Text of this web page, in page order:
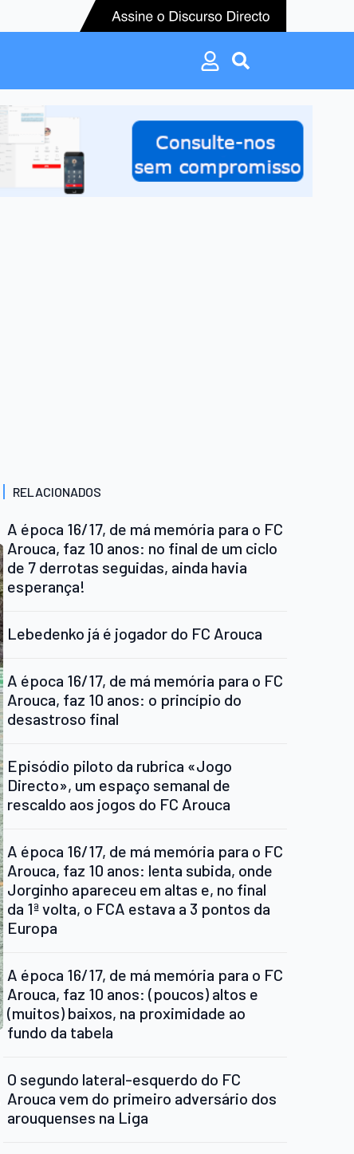
Search
Search
for:
RELACIONADOS
A época 16/17, de má memória para o FC
Arouca, faz 10 anos: no final de um ciclo
de 7 derrotas seguidas, ainda havia
esperança!
Lebedenko já é jogador do FC Arouca
A época 16/17, de má memória para o FC
Arouca, faz 10 anos: o princípio do
desastroso final
Episódio piloto da rubrica «Jogo
Directo», um espaço semanal de
rescaldo aos jogos do FC Arouca
A época 16/17, de má memória para o FC
Arouca, faz 10 anos: lenta subida, onde
Jorginho apareceu em altas e, no final
da 1ª volta, o FCA estava a 3 pontos da
Europa
A época 16/17, de má memória para o FC
Arouca, faz 10 anos: (poucos) altos e
(muitos) baixos, na proximidade ao
fundo da tabela
O segundo lateral-esquerdo do FC
Arouca vem do primeiro adversário dos
arouquenses na Liga